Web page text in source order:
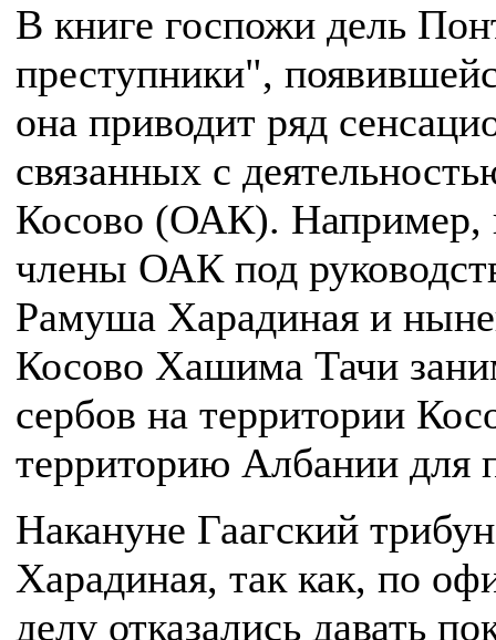
В книге госпожи дель
преступники",
она приводит ряд
связанных с
Косово (ОАК). Например,
члены ОАК под
Рамуша Харадиная и
Косово Хашима Тачи
сербов на территории
территорию Албании для
Накануне Гаагский
Харадиная, так как, по
делу отказались давать